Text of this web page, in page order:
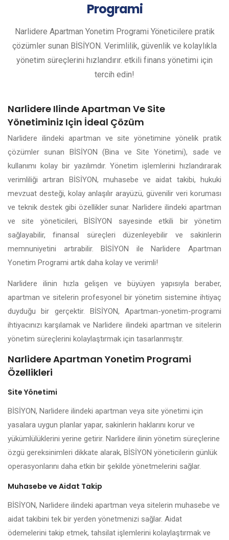
Programi
Narlidere Apartman Yonetim Programi Yöneticilere pratik
çözümler sunan BİSİYON. Verimlilik, güvenlik ve kolaylıkla
yönetim süreçlerini hızlandırır. etkili finans yönetimi için
tercih edin!
Narlidere Ilinde Apartman Ve Site
Yönetiminiz Için İdeal Çözüm
Narlidere ilindeki apartman ve site yönetimine yönelik pratik
çözümler sunan BİSİYON (Bina ve Site Yönetimi), sade ve
kullanımı kolay bir yazılımdır. Yönetim işlemlerini hızlandırarak
verimliliği artıran BİSİYON, muhasebe ve aidat takibi, hukuki
mevzuat desteği, kolay anlaşılır arayüzü, güvenilir veri koruması
ve teknik destek gibi özellikler sunar. Narlidere ilindeki apartman
ve site yöneticileri, BİSİYON sayesinde etkili bir yönetim
sağlayabilir, finansal süreçleri düzenleyebilir ve sakinlerin
memnuniyetini artırabilir. BİSİYON ile Narlidere Apartman
Yonetim Programi artık daha kolay ve verimli!
Narlidere ilinin hızla gelişen ve büyüyen yapısıyla beraber,
apartman ve sitelerin profesyonel bir yönetim sistemine ihtiyaç
duyduğu bir gerçektir. BİSİYON, Apartman-yonetim-programi
ihtiyacınızı karşılamak ve Narlidere ilindeki apartman ve sitelerin
yönetim süreçlerini kolaylaştırmak için tasarlanmıştır.
Narlidere Apartman Yonetim Programi
Özellikleri
Site Yönetimi
BİSİYON, Narlidere ilindeki apartman veya site yönetimi için
yasalara uygun planlar yapar, sakinlerin haklarını korur ve
yükümlülüklerini yerine getirir. Narlidere ilinin yönetim süreçlerine
özgü gereksinimleri dikkate alarak, BİSİYON yöneticilerin günlük
operasyonlarını daha etkin bir şekilde yönetmelerini sağlar.
Muhasebe ve Aidat Takip
BİSİYON, Narlidere ilindeki apartman veya sitelerin muhasebe ve
aidat takibini tek bir yerden yönetmenizi sağlar. Aidat
ödemelerini takip etmek, tahsilat işlemlerini kolaylaştırmak ve